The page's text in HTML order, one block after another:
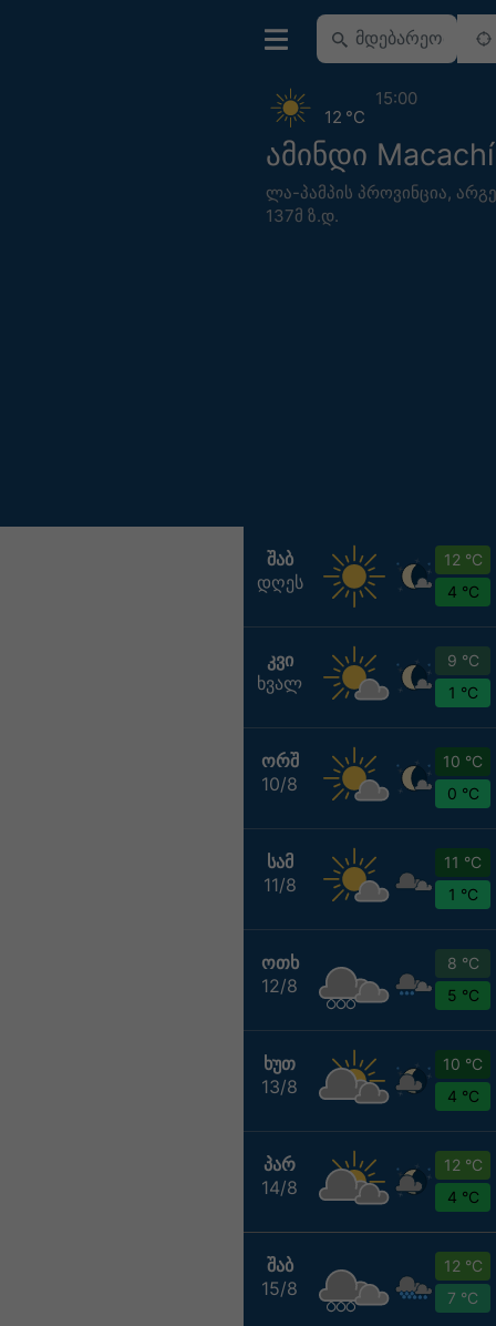
ამინდი
ლა-პამპის პროვინცია,
137მ ზ.დ.
12 °C
15:00
ᲨᲐᲑ
დღეს
12 °C
4 °C
ᲙᲕᲘ
ხვალ
9 °C
1 °C
ᲝᲠᲨ
10/8
10 °C
0 °C
ᲡᲐᲛ
11/8
11 °C
1 °C
ᲝᲗᲮ
12/8
8 °C
5 °C
ᲮᲣᲗ
13/8
10 °C
4 °C
ᲞᲐᲠ
14/8
12 °C
4 °C
ᲨᲐᲑ
15/8
12 °C
7 °C